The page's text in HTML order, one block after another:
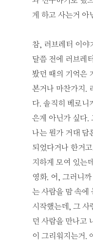
게 하고 사는거 아
참, 러브레터 이야
달쯤 전에 러브레
봤던 때의 기억은
본거나 마찬가지.
다. 솔직히 베로니
은게 아닌가 싶다.
나는 뭔가 거대 담
되었다거나 한거
지하게 모여 있는
영화. 어, 그러니
는 사람을 맘 속에
시작했는데, 그 사
던 사람을 만나고
이 그리워지는거.